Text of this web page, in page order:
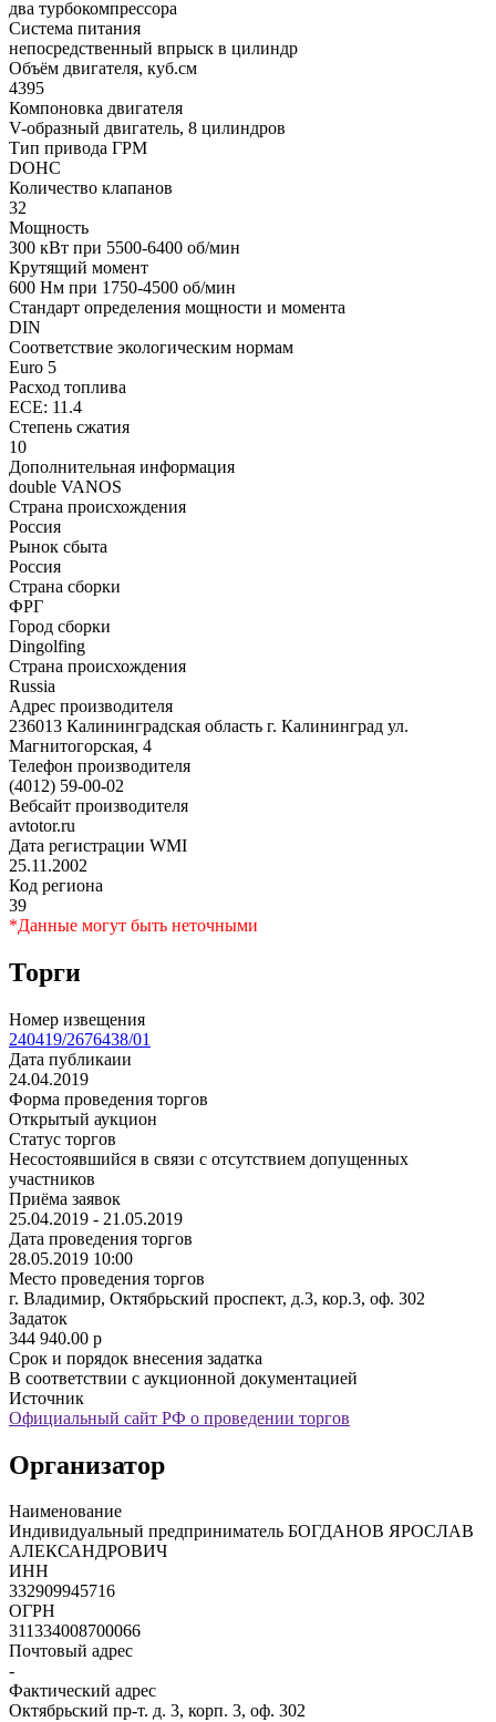
два турбокомпрессора
Система питания
непосредственный впрыск в цилиндр
Объём двигателя, куб.см
4395
Компоновка двигателя
V-образный двигатель, 8 цилиндров
Тип привода ГРМ
DOHC
Количество клапанов
32
Мощность
300 кВт при 5500-6400 об/мин
Крутящий момент
600 Нм при 1750-4500 об/мин
Стандарт определения мощности и момента
DIN
Соответствие экологическим нормам
Euro 5
Расход топлива
ECE: 11.4
Степень сжатия
10
Дополнительная информация
double VANOS
Страна происхождения
Россия
Рынок сбыта
Россия
Страна сборки
ФРГ
Город сборки
Dingolfing
Страна происхождения
Russia
Адрес производителя
236013 Калининградская область г. Калининград ул.
Магнитогорская, 4
Телефон производителя
(4012) 59-00-02
Вебсайт производителя
avtotor.ru
Дата регистрации WMI
25.11.2002
Код региона
39
*Данные могут быть неточными
Торги
Номер извещения
240419/2676438/01
Дата публикаии
24.04.2019
Форма проведения торгов
Открытый аукцион
Статус торгов
Несостоявшийся в связи с отсутствием допущенных
участников
Приёма заявок
25.04.2019 - 21.05.2019
Дата проведения торгов
28.05.2019 10:00
Место проведения торгов
г. Владимир, Октябрьский проспект, д.3, кор.3, оф. 302
Задаток
344 940.00 p
Срок и порядок внесения задатка
В соответствии с аукционной документацией
Источник
Официальный сайт РФ о проведении торгов
Организатор
Наименование
Индивидуальный предприниматель БОГДАНОВ ЯРОСЛАВ
АЛЕКСАНДРОВИЧ
ИНН
332909945716
ОГРН
311334008700066
Почтовый адрес
-
Фактический адрес
Октябрьский пр-т. д. 3, корп. 3, оф. 302